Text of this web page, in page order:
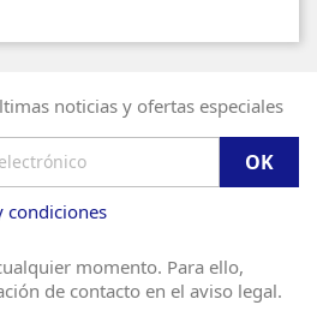
noticias y ofertas especiales
condiciones
momento. Para ello,
de contacto en el aviso legal.